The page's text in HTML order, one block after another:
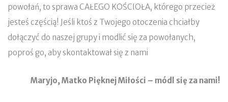
powołań, to sprawa CAŁEGO KOŚCIOŁA, którego przecież
jesteś częścią! Jeśli ktoś z Twojego otoczenia chciałby
dołączyć do naszej grupy i modlić się za powołanych,
poproś go, aby skontaktował się z nami
Maryjo, Matko Pięknej Miłości – módl się za nami!